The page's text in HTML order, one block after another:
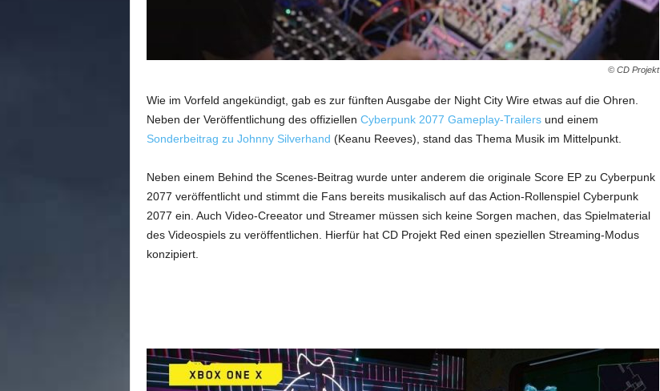
© CD Projekt
Wie im Vorfeld angekündigt, gab es zur fünften Ausgabe der Night City Wire etwas auf die Ohren.
Neben der Veröffentlichung des offiziellen Cyberpunk 2077 Gameplay-Trailersund einem
Sonderbeitrag zu Johnny Silverhand (Keanu Reeves), stand das Thema Musik im Mittelpunkt.
Neben einem Behind the Scenes-Beitrag wurde unter anderem die originale Score EP zu Cyberpunk
2077 veröffentlicht und stimmt die Fans bereits musikalisch auf das Action-Rollenspiel Cyberpunk
2077 ein. Auch Video-Creeator und Streamer müssen sich keine Sorgen machen, das Spielmaterial
des Videospiels zu veröffentlichen. Hierfür hat CD Projekt Red einen speziellen Streaming-Modus
konzipiert.